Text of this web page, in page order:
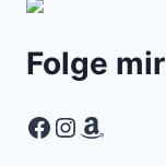
Folge
Facebook
Instagram
Amazon